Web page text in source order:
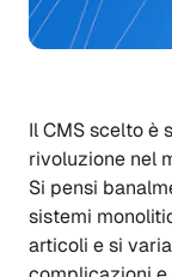
Il CMS scelto è
rivoluzione nel
Si pensi
sistemi
articoli e si